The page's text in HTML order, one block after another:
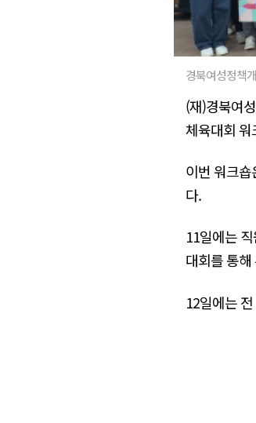
경북여성정책
(재)경북여
체육대회
이번 워크
다.
11일에는
대회를 통
12일에는